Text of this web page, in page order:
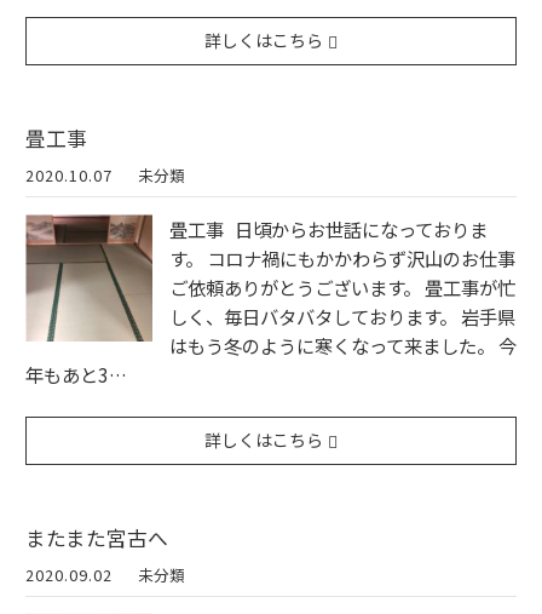
詳しくはこちら
畳工事
2020.10.07 未分類
畳工事 日頃からお世話になっておりま
す。 コロナ禍にもかかわらず沢山のお仕事
ご依頼ありがとうございます。 畳工事が忙
しく、毎日バタバタしております。 岩手県
はもう冬のように寒くなって来ました。 今
年もあと3…
詳しくはこちら
またまた宮古へ
2020.09.02 未分類